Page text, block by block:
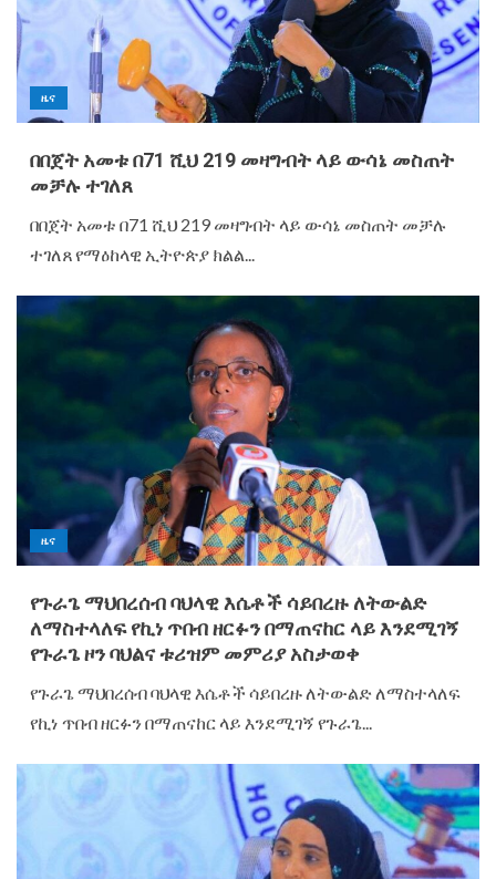
ዜና
በበጀት አመቱ በ71 ሺህ 219 መዛግብት ላይ ውሳኔ መስጠት
መቻሉ ተገለጸ
በበጀት አመቱ በ71 ሺህ 219 መዛግብት ላይ ውሳኔ መስጠት መቻሉ
ተገለጸ የማዕከላዊ ኢትዮጵያ ክልል...
ዜና
የጉራጌ ማህበረሰብ ባህላዊ እሴቶች ሳይበረዙ ለትውልድ
ለማስተላለፍ የኪነ ጥበብ ዘርፉን በማጠናከር ላይ እንደሚገኝ
የጉራጌ ዞን ባህልና ቱሪዝም መምሪያ አስታወቀ
የጉራጌ ማህበረሰብ ባህላዊ እሴቶች ሳይበረዙ ለትውልድ ለማስተላለፍ
የኪነ ጥበብ ዘርፉን በማጠናከር ላይ እንደሚገኝ የጉራጌ...